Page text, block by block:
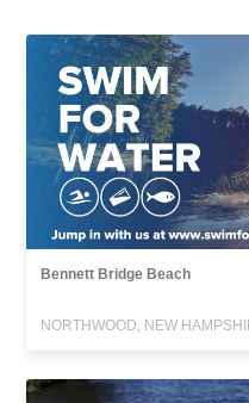
Bennett Bridge Beach
NORTHWOOD, NEW